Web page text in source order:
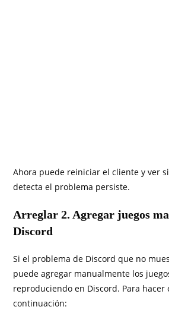
Ahora puede reiniciar el cliente y ver
detecta el problema persiste.
Arreglar 2. Agregar juegos
Discord
Si el problema de Discord que no
puede agregar manualmente los
reproduciendo en Discord. Para hacer
continuación: